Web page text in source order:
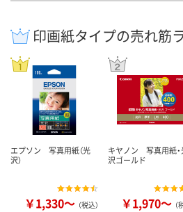
印画紙タイプの売れ筋
エプソン 写真用紙（光
沢）
￥1,330～ （税込）
キヤノン 写真用紙・
沢ゴールド
￥1,970～ （